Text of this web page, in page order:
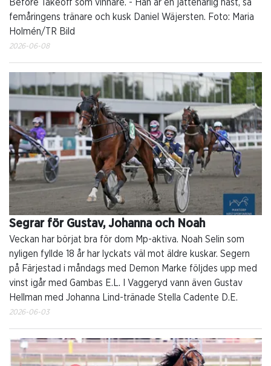
Before Takeoff som vinnare. - Han är en jättehärlig häst, sa
femåringens tränare och kusk Daniel Wäjersten. Foto: Maria
Holmén/TR Bild
2026-06-08
Segrar för Gustav, Johanna och Noah
Veckan har börjat bra för dom Mp-aktiva. Noah Selin som
nyligen fyllde 18 år har lyckats väl mot äldre kuskar. Segern
på Färjestad i måndags med Demon Marke följdes upp med
vinst igår med Gambas E.L. I Vaggeryd vann även Gustav
Hellman med Johanna Lind-tränade Stella Cadente D.E.
2026-06-03